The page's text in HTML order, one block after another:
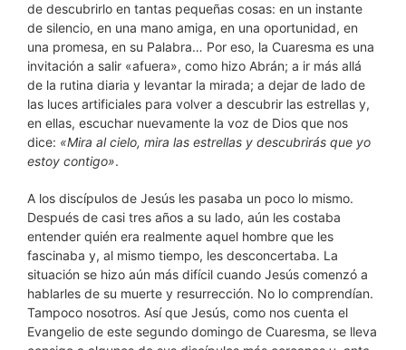
de descubrirlo en tantas pequeñas cosas: en un instante
de silencio, en una mano amiga, en una oportunidad, en
una promesa, en su Palabra… Por eso, la Cuaresma es una
invitación a salir «afuera», como hizo Abrán; a ir más allá
de la rutina diaria y levantar la mirada; a dejar de lado de
las luces artificiales para volver a descubrir las estrellas y,
en ellas, escuchar nuevamente la voz de Dios que nos
dice: «Mira al cielo, mira las estrellas y descubrirás que yo
estoy contigo».
A los discípulos de Jesús les pasaba un poco lo mismo.
Después de casi tres años a su lado, aún les costaba
entender quién era realmente aquel hombre que les
fascinaba y, al mismo tiempo, les desconcertaba. La
situación se hizo aún más difícil cuando Jesús comenzó a
hablarles de su muerte y resurrección. No lo comprendían.
Tampoco nosotros. Así que Jesús, como nos cuenta el
Evangelio de este segundo domingo de Cuaresma, se lleva